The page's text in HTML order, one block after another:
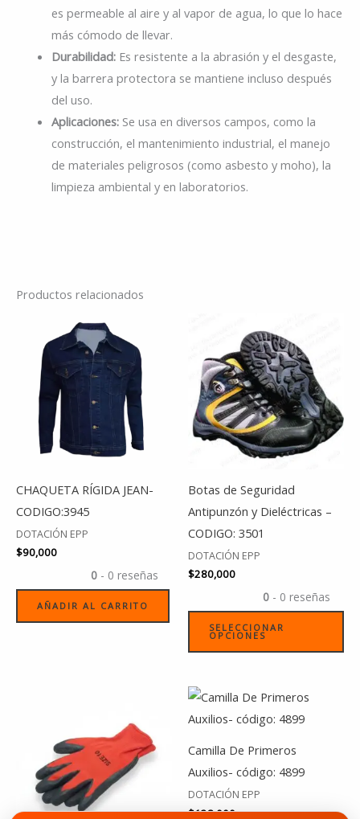
es permeable al aire y al vapor de agua, lo que lo hace
más cómodo de llevar.
Durabilidad:Es resistente a la abrasión y el desgaste,
y la barrera protectora se mantiene incluso después
del uso.
Aplicaciones:Se usa en diversos campos, como la
construcción, el mantenimiento industrial, el manejo
de materiales peligrosos (como asbesto y moho), la
limpieza ambiental y en laboratorios.
Productos relacionados
CHAQUETA RÍGIDA JEAN-
CODIGO:3945
DOTACIÓN EPP
$90,000
0- 0 reseñas
AÑADIR AL CARRITO
Botas de Seguridad
Antipunzón y Dieléctricas –
CODIGO: 3501
DOTACIÓN EPP
$280,000
0- 0 reseñas
SELECCIONAR
OPCIONES
Este
producto
Camilla De Primeros
Auxilios- código: 4899
DOTACIÓN EPP
$138,000